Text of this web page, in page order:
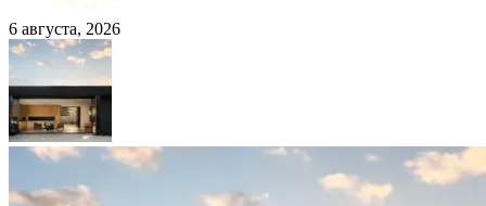
6 августа, 2026